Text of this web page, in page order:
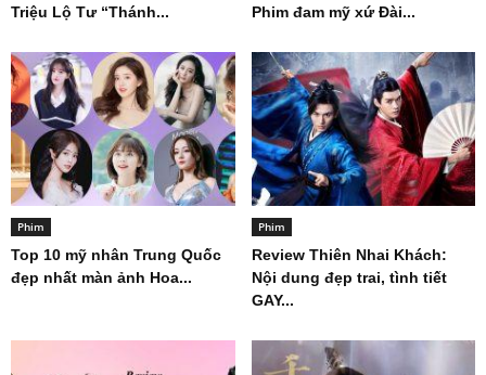
Triệu Lộ Tư “Thánh...
Phim đam mỹ xứ Đài...
Phim
Top 10 mỹ nhân Trung Quốc
đẹp nhất màn ảnh Hoa...
Phim
Review Thiên Nhai Khách:
Nội dung đẹp trai, tình tiết
GAY...